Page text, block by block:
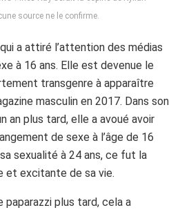
source ne le confirme.
a attiré l’attention des médias
à 16 ans. Elle est devenue le
transgenre à apparaître
masculin en 2017. Dans son
an plus tard, elle a avoué avoir
de sexe à l’âge de 16
sexualité à 24 ans, ce fut la
et excitante de sa vie.
paparazzi plus tard, cela a